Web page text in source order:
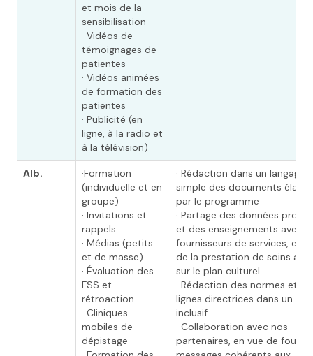
et mois de la
sensibilisation
· Vidéos de
témoignages de
patientes
· Vidéos animées
de formation des
patientes
· Publicité (en
ligne, à la radio et
à la télévision)
Alb.
·Formation
(individuelle et en
groupe)
· Invitations et
rappels
· Médias (petits
et de masse)
· Évaluation des
FSS et
rétroaction
· Cliniques
mobiles de
dépistage
· Rédaction dans un langage
simple des documents
par le programme
· Partage des données
et des enseignements avec
fournisseurs de services, en
de la prestation de soins
sur le plan culturel
· Rédaction des normes et
lignes directrices dans un
inclusif
· Collaboration avec nos
partenaires, en vue de